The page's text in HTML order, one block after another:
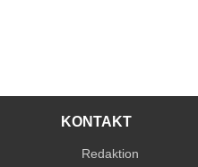
KONTAKT
Redaktion